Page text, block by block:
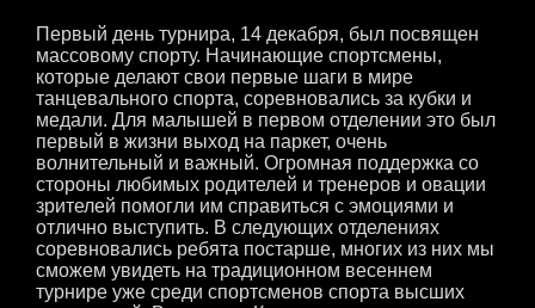
Первый день турнира, 14 декабря, был посвящен
массовому спорту. Начинающие спортсмены,
которые делают свои первые шаги в мире
танцевального спорта, соревновались за кубки и
медали. Для малышей в первом отделении это был
первый в жизни выход на паркет, очень
волнительный и важный. Огромная поддержка со
стороны любимых родителей и тренеров и овации
зрителей помогли им справиться с эмоциями и
отлично выступить. В следующих отделениях
соревновались ребята постарше, многих из них мы
сможем увидеть на традиционном весеннем
турнире уже среди спортсменов спорта высших